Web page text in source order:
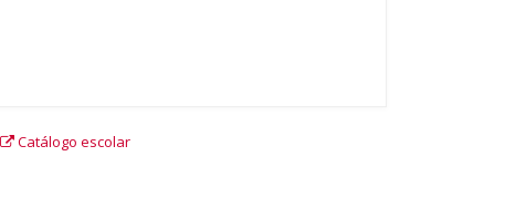
Catálogo escolar